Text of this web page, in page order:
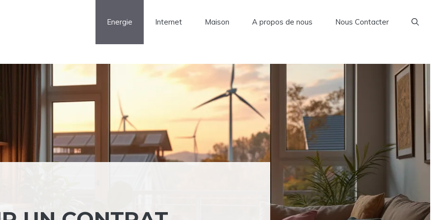
Energie Internet Maison A propos de nous Nous Contacter